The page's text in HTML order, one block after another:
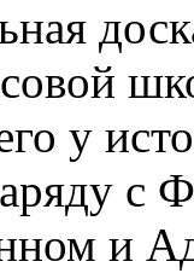
у
с
и